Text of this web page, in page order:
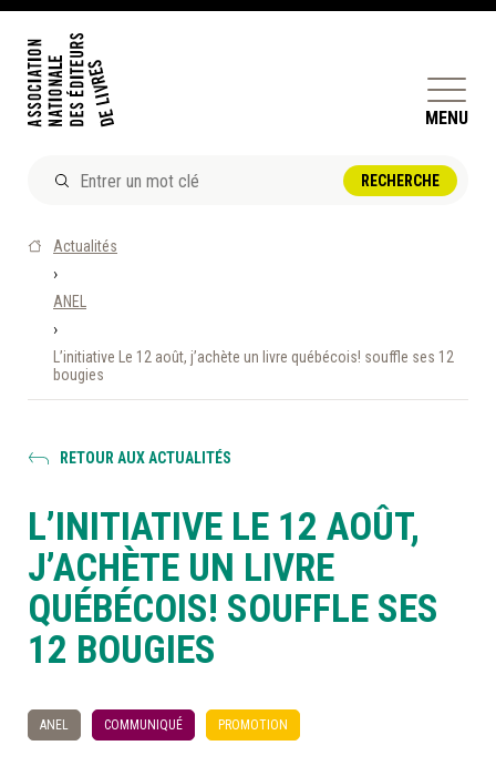
MENU
DOSSIERS ET ENJEUX
ÊTRE ÉDITEUR·TRICE
PERFECTIONNEMENT
ET SERVICES AUX MEMBRES
À LA POINTE DE LA PROFESSION
À PROPOS DEVENIR MEMBRE NOUS JOINDRE
Actualités
›
ANEL
›
L’initiative Le 12 août, j’achète un livre québécois! souffle ses 12
bougies
RETOUR AUX ACTUALITÉS
L’INITIATIVE LE 12 AOÛT,
J’ACHÈTE UN LIVRE
QUÉBÉCOIS! SOUFFLE SES
12 BOUGIES
ANEL COMMUNIQUÉ PROMOTION